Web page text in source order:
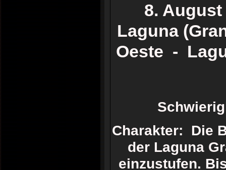
8.
Laguna
Oeste -
Charakter: Die
der Laguna
einzustufen.